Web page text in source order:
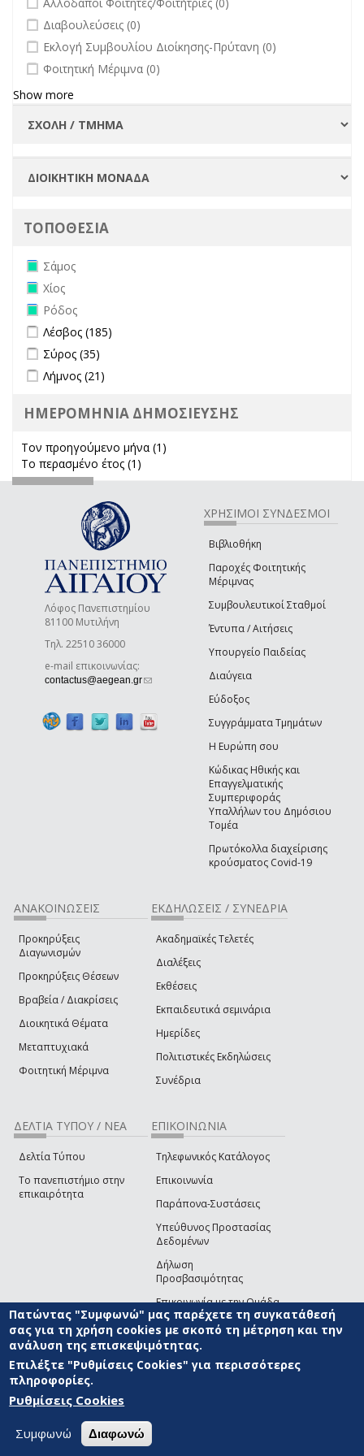
Αλλοδαποί Φοιτητές/Φοιτήτριες (0)
undefined
Διαβουλεύσεις (0)
undefined
Εκλογή Συμβουλίου Διοίκησης-Πρύτανη (0)
undefined
Φοιτητική Μέριμνα (0)
Show more
ΤΟΠΟΘΕΣΙΑ
Remove Σάμος filter
Σάμος
Remove Χίος filter
Χίος
Remove Ρόδος filter
Ρόδος
Apply Λέσβος filter
Λέσβος (185)
Apply Σύρος filter
Σύρος (35)
Apply Λήμνος filter
Λήμνος (21)
ΗΜΕΡΟΜΗΝΙΑ ΔΗΜΟΣΙΕΥΣΗΣ
Τον προηγούμενο μήνα (1)
Το περασμένο έτος (1)
Λόφος Πανεπιστημίου
81100 Μυτιλήνη
Τηλ. 22510 36000
e-mail επικοινωνίας:
contactus@aegean.gr(link sends e-mail)
ΧΡΗΣΙΜΟΙ ΣΥΝΔΕΣΜΟΙ
Βιβλιοθήκη
Παροχές Φοιτητικής
Μέριμνας
Συμβουλευτικοί Σταθμοί
Έντυπα / Αιτήσεις
Υπουργείο Παιδείας
Διαύγεια
Εύδοξος
Συγγράμματα Τμημάτων
Η Ευρώπη σου
Κώδικας Ηθικής και
Επαγγελματικής
Συμπεριφοράς
Υπαλλήλων του Δημόσιου
Τομέα
Πρωτόκολλα διαχείρισης
κρούσματος Covid-19
ΑΝΑΚΟΙΝΩΣΕΙΣ
Προκηρύξεις
Διαγωνισμών
Προκηρύξεις Θέσεων
Βραβεία / Διακρίσεις
Διοικητικά Θέματα
Μεταπτυχιακά
Φοιτητική Μέριμνα
ΕΚΔΗΛΩΣΕΙΣ / ΣΥΝΕΔΡΙΑ
Ακαδημαϊκές Τελετές
Διαλέξεις
Εκθέσεις
Εκπαιδευτικά σεμινάρια
Ημερίδες
Πολιτιστικές Εκδηλώσεις
Συνέδρια
ΔΕΛΤΙΑ ΤΥΠΟΥ / ΝΕΑ
Δελτία Τύπου
Το πανεπιστήμιο στην
επικαιρότητα
ΕΠΙΚΟΙΝΩΝΙΑ
Τηλεφωνικός Κατάλογος
Επικοινωνία
Παράπονα-Συστάσεις
Υπεύθυνος Προστασίας
Δεδομένων
Δήλωση
Προσβασιμότητας
Επικοινωνία με την Ομάδα
Ανάπτυξης του site(link sends e-mail)
© ΠΑΝΕΠΙΣΤΗΜΙΟ ΑΙΓΑΙΟΥ ΟΡΟΙ ΧΡΗΣΗΣ
ΑΝΑΠΤΥΞΗΣ
Πατώντας "Συμφωνώ" μας παρέχετε τη συγκατάθεσή
σας για τη χρήση cookies με σκοπό τη μέτρηση και την
ανάλυση της επισκεψιμότητας.
Επιλέξτε "Ρυθμίσεις Cookies" για περισσότερες
πληροφορίες.
Ρυθμίσεις Cookies
Συμφωνώ Διαφωνώ